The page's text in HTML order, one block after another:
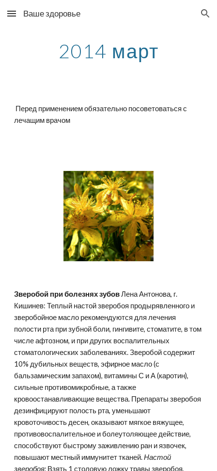
Skip to main content Skip to navigation
Ваше здоровье
2014 март
лечащим врачом
Зверобой при болезнях зубов Лена Антонова, г.
Кишинев: Теплый настой зверобоя продырявленного и
зверобойное масло рекомендуются для лечения
полости рта при зубной боли, гингивите, стоматите, в том
числе афтозном, и при других воспалительных
стоматологических заболеваниях. Зверобой содержит
10% дубильных веществ, эфирное масло (с
бальзамическим запахом), витамины С и А (каротин),
сильные противомикробные, а также
кровоостанавливающие вещества. Препараты зверобоя
дезинфицируют полость рта, уменьшают
кровоточивость десен, оказывают мягкое вяжущее,
противовоспалительное и болеутоляющее действие,
способствуют быстрому заживлению ран и язвочек,
повышают местный иммунитет тканей. Настой
зверобоя: Взять 1 столовую ложку травы зверобоя,